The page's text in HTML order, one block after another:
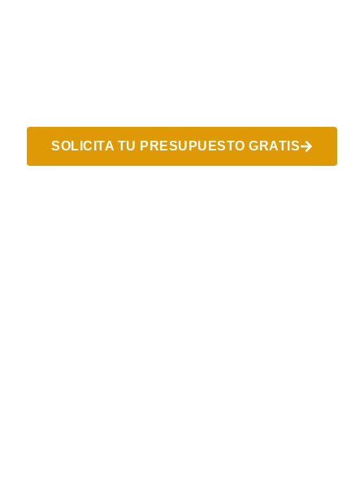
SOLICITA TU PRESUPUESTO GRATIS